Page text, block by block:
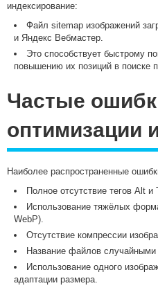
индексирование:
Файл sitemap изображений
и Яндекс Вебмастер.
Это способствует быстрому
повышению их позиций в поиске
Частые
оптимизации
Наиболее распространенные
Полное отсутствие тегов Alt и
Использование тяжёлых
WebP).
Отсутствие компрессии
Название файлов
Использование одного
адаптации размера.